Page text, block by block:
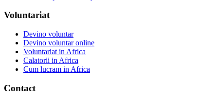
Voluntariat
Devino voluntar
Devino voluntar online
Voluntariat in Africa
Calatorii in Africa
Cum lucram in Africa
Contact